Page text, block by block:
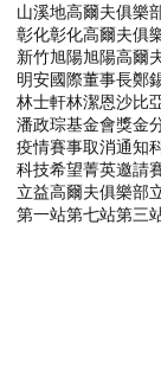
山溪地高爾夫俱樂
彰化彰化高爾夫俱
新竹旭陽旭陽高爾
明安國際董事長鄭
林士軒林潔恩沙比
潘政琮基金會獎金
疫情賽事取消通知
科技希望菁英邀請
立益高爾夫俱樂部
第一站第七站第三